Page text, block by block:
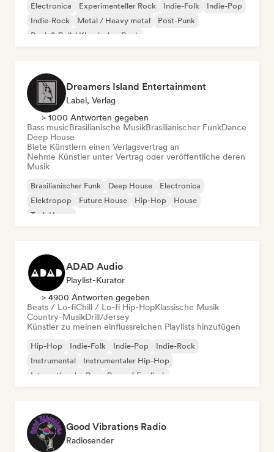
Electronica Experimenteller Rock Indie-Folk
Indie-Pop
Indie-Rock
Metal / Heavy metal
Post-Punk
Rock & Roll / Klassischer Rock
Dreamers Island Entertainment
Label, Verlag
> 1000 Antworten gegeben
Bass musicBrasilianische MusikBrasilianischer FunkDance
Deep House
Biete Künstlern einen Verlagsvertrag an
Nehme Künstler unter Vertrag oder veröffentliche deren
Musik
Brasilianischer Funk Deep House
Electronica
Elektropop
Future House Hip-Hop
House
Tech House
ADAD Audio
Playlist-Kurator
> 4900 Antworten gegeben
Beats / Lo-fiChill / Lo-fi Hip-HopKlassische Musik
Country-MusikDrill/Jersey
Künstler zu meinen einflussreichen Playlists hinzufügen
Hip-Hop Indie-Folk Indie-Pop
Indie-Rock
Instrumental
Instrumentaler Hip-Hop
Internationaler Rap
Rap auf Englisch
Good Vibrations Radio
Radiosender